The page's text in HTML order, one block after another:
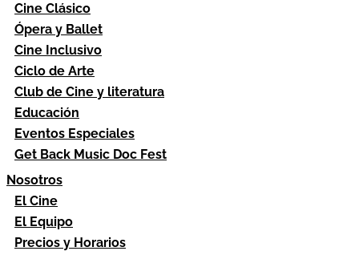
Cine Clásico
Ópera y Ballet
Cine Inclusivo
Ciclo de Arte
Club de Cine y literatura
Educación
Eventos Especiales
Get Back Music Doc Fest
Nosotros
El Cine
El Equipo
Precios y Horarios